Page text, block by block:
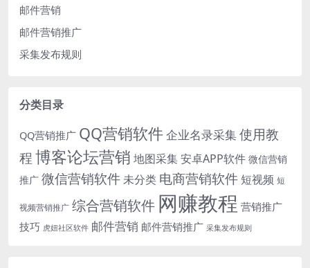
邮件营销
邮件营销推广
采集发布规则
分类目录
QQ营销推广 QQ营销软件企业名录采集使用教
程博客论坛营销 地图采集安卓APP软件 微信营销
推广 微信营销软件未分类 电商营销软件短视频 短
视频营销推广 综合营销软件 网赚教程 营销推广
技巧 虎妞社区软件 邮件营销 邮件营销推广 采集发布规则